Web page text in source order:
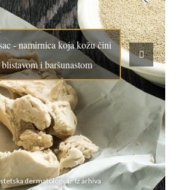
- namirnica koja kožu čini
blistavom i baršunastom
dermatologija, Iz arhiva